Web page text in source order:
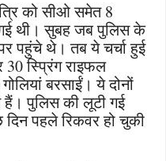
को सीओ समेत 8
गई थी। सुबह जब पुलिस के
पहुंचे थे। तब ये चर्चा हुई
स्प्रिंग राइफल
बरसाईं। ये दोनों
पुलिस की लूटी गई
पहले रिकवर हो चुकी